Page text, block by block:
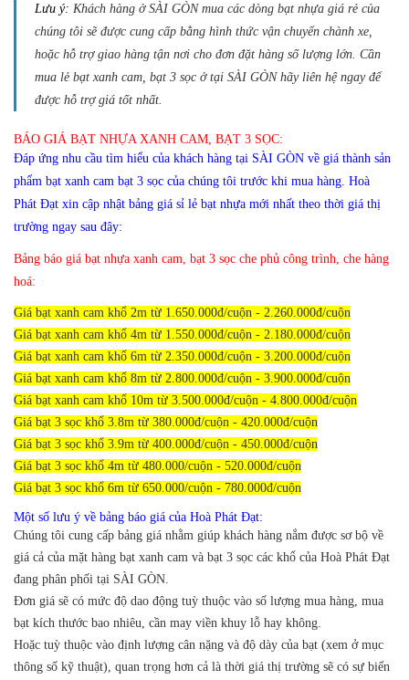
Lưu ý: Khách hàng ở SÀI GÒN mua các dòng bạt nhựa giá rẻ của
chúng tôi sẽ được cung cấp bằng hình thức vận chuyển chành xe,
hoặc hỗ trợ giao hàng tận nơi cho đơn đặt hàng số lượng lớn. Cần
mua lẻ bạt xanh cam, bạt 3 sọc ở tại SÀI GÒN hãy liên hệ ngay để
được hỗ trợ giá tốt nhất.
BÁO GIÁ BẠT NHỰA XANH CAM, BẠT 3 SỌC:
Đáp ứng nhu cầu tìm hiểu của khách hàng tại SÀI GÒN về giá thành sản
phẩm bạt xanh cam bạt 3 sọc của chúng tôi trước khi mua hàng. Hoà
Phát Đạt xin cập nhật bảng giá sỉ lẻ bạt nhựa mới nhất theo thời giá thị
trường ngay sau đây:
Bảng báo giá bạt nhựa xanh cam, bạt 3 sọc che phủ công trình, che hàng
hoá:
Giá bạt xanh cam khổ 2m từ 1.650.000đ/cuộn - 2.260.000đ/cuộn
Giá bạt xanh cam khổ 4m từ 1.550.000đ/cuộn - 2.180.000đ/cuộn
Giá bạt xanh cam khổ 6m từ 2.350.000đ/cuộn - 3.200.000đ/cuộn
Giá bạt xanh cam khổ 8m từ 2.800.000đ/cuộn - 3.900.000đ/cuộn
Giá bạt xanh cam khổ 10m từ 3.500.000đ/cuộn - 4.800.000đ/cuộn
Giá bạt 3 sọc khổ 3.8m từ 380.000đ/cuộn - 420.000đ/cuộn
Giá bạt 3 sọc khổ 3.9m từ 400.000đ/cuộn - 450.000đ/cuộn
Giá bạt 3 sọc khổ 4m từ 480.000/cuộn - 520.000đ/cuộn
Giá bạt 3 sọc khổ 6m từ 650.000/cuộn - 780.000đ/cuộn
Một số lưu ý về bảng báo giá của Hoà Phát Đạt:
Chúng tôi cung cấp bảng giá nhằm giúp khách hàng nắm được sơ bộ về
giá cả của mặt hàng bạt xanh cam và bạt 3 sọc các khổ của Hoà Phát Đạt
đang phân phối tại SÀI GÒN.
Đơn giá sẽ có mức độ dao động tuỳ thuộc vào số lượng mua hàng, mua
bạt kích thước bao nhiêu, cần may viền khuy lỗ hay không.
Hoặc tuỳ thuộc vào định lượng cân nặng và độ dày của bạt (xem ở mục
thông số kỹ thuật), quan trọng hơn cả là thời giá thị trường sẽ có sự biến